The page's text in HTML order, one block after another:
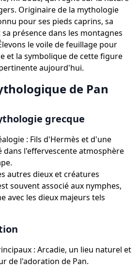
Originaire de la mythologie
pour ses pieds caprins, sa
présence dans les montagnes
le voile de feuillage pour
et la symbolique de cette figure
aujourd'hui.
de Pan
grecque
: Fils d'Hermès et d'une
dans l'effervescente atmosphère
autres dieux et créatures
souvent associé aux nymphes,
avec les dieux majeurs tels
: Arcadie, un lieu naturel et
de l'adoration de Pan.